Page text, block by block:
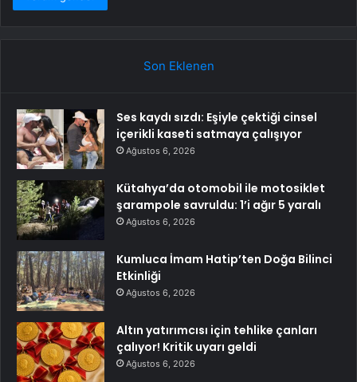
Son Eklenen
Ses kaydı sızdı: Eşiyle çektiği cinsel
içerikli kaseti satmaya çalışıyor
Ağustos 6, 2026
Kütahya’da otomobil ile motosiklet
şarampole savruldu: 1’i ağır 5 yaralı
Ağustos 6, 2026
Kumluca İmam Hatip’ten Doğa Bilinci
Etkinliği
Ağustos 6, 2026
Altın yatırımcısı için tehlike çanları
çalıyor! Kritik uyarı geldi
Ağustos 6, 2026